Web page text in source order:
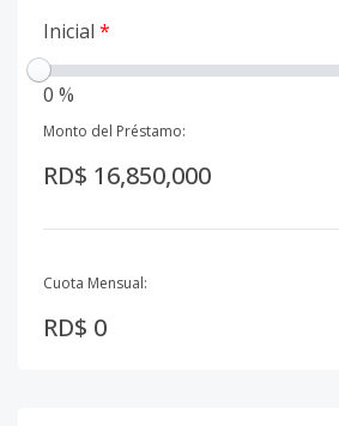
Inicial *
0 %
Monto del Préstamo:
RD$ 16,850,000
Cuota Mensual:
RD$ 0